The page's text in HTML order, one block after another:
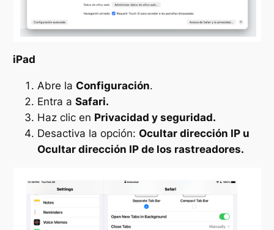
iPad
Abre laConfiguración.
Entra aSafari.
Haz clic en Privacidad y seguridad.
Desactiva la opción:Ocultar dirección IP u
Ocultar dirección IP de los rastreadores.